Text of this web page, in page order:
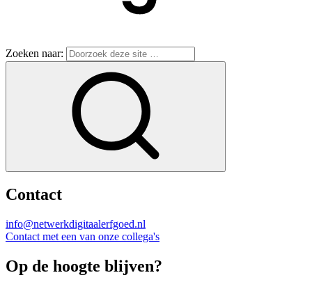
Zoeken naar:
Contact
info@netwerkdigitaalerfgoed.nl
Contact met een van onze collega's
Op de hoogte blijven?